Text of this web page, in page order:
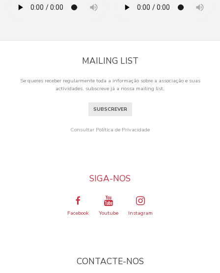
MAILING LIST
Se queres receber regularmente toda a informação sobre a associação e suas
actividades, subscreve já a nossa mailing list.
SUBSCREVER
Consultar Política de Privacidade
SIGA-NOS
Facebook Youtube Instagram
CONTACTE-NOS